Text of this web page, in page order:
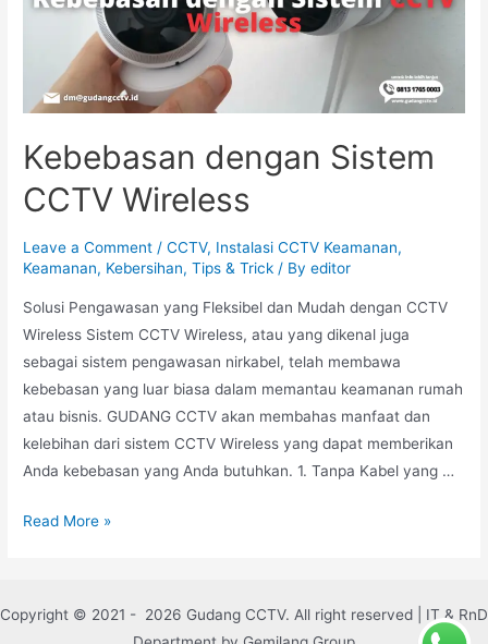
Kebebasan dengan Sistem
CCTV Wireless
Leave a Comment /CCTV, Instalasi CCTV Keamanan,
Keamanan, Kebersihan,Tips & Trick / Byeditor
Solusi Pengawasan yang Fleksibel dan Mudah dengan CCTV
Wireless Sistem CCTV Wireless, atau yang dikenal juga
sebagai sistem pengawasan nirkabel, telah membawa
kebebasan yang luar biasa dalam memantau keamanan rumah
atau bisnis. GUDANG CCTV akan membahas manfaat dan
kelebihan dari sistem CCTV Wireless yang dapat memberikan
Anda kebebasan yang Anda butuhkan. 1. Tanpa Kabel yang …
Read More »
Copyright © 2021 - 2026 Gudang CCTV. All right reserved | IT & RnD